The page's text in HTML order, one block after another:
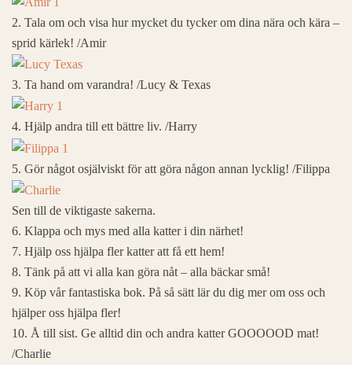
2. Tala om och visa hur mycket du tycker om dina nära och kära –
sprid kärlek! /Amir
3. Ta hand om varandra! /Lucy & Texas
4. Hjälp andra till ett bättre liv. /Harry
5. Gör något osjälviskt för att göra någon annan lycklig! /Filippa
Sen till de viktigaste sakerna.
6. Klappa och mys med alla katter i din närhet!
7. Hjälp oss hjälpa fler katter att få ett hem!
8. Tänk på att vi alla kan göra nåt – alla bäckar små!
9. Köp vår fantastiska bok. På så sätt lär du dig mer om oss och
hjälper oss hjälpa fler!
10. Å till sist. Ge alltid din och andra katter GOOOOOD mat!
/Charlie